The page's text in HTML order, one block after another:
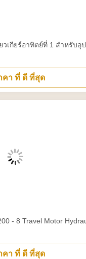
วเกียร์อาทิตย์ที่ 1 สำหรับ
คา ที่ ดี ที่สุด
- 8 Travel Motor
คา ที่ ดี ที่สุด